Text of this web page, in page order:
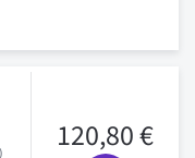
120,80 €